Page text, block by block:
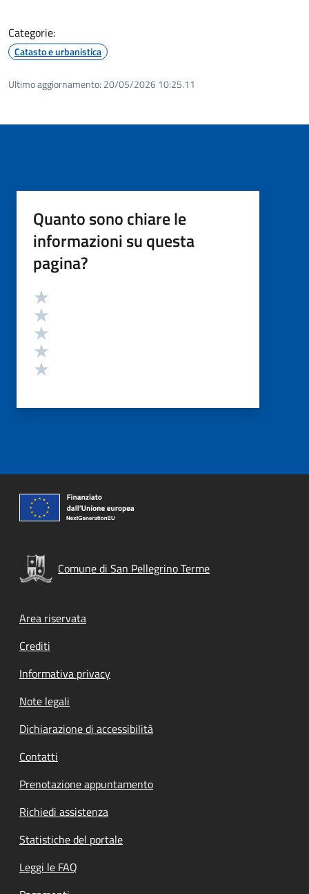
Categorie:
Catasto e urbanistica
Ultimo aggiornamento: 20/05/2026 10:25.11
Quanto sono chiare le
informazioni su questa
pagina?
Valutazione
Comune di San Pellegrino Terme
Footer menu
Area riservata
Crediti
Informativa privacy
Note legali
Dichiarazione di accessibilità
Contatti
Prenotazione appuntamento
Richiedi assistenza
Statistiche del portale
Leggi le FAQ